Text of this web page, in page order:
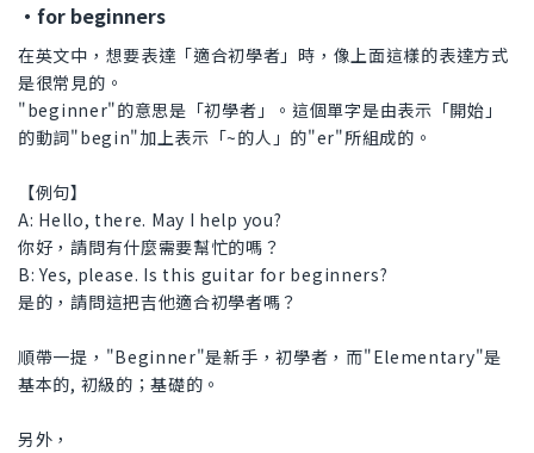
・for beginners
在英文中，想要表達「適合初學者」時，像上面這樣的表達方式
是很常見的。
"beginner"的意思是「初學者」。這個單字是由表示「開始」
的動詞"begin"加上表示「~的人」的"er"所組成的。
【例句】
A: Hello, there. May I help you?
你好，請問有什麼需要幫忙的嗎？
B: Yes, please. Is this guitar for beginners?
是的，請問這把吉他適合初學者嗎？
順帶一提，"Beginner"是新手，初學者，而"Elementary"是
基本的, 初級的；基礎的。
另外，